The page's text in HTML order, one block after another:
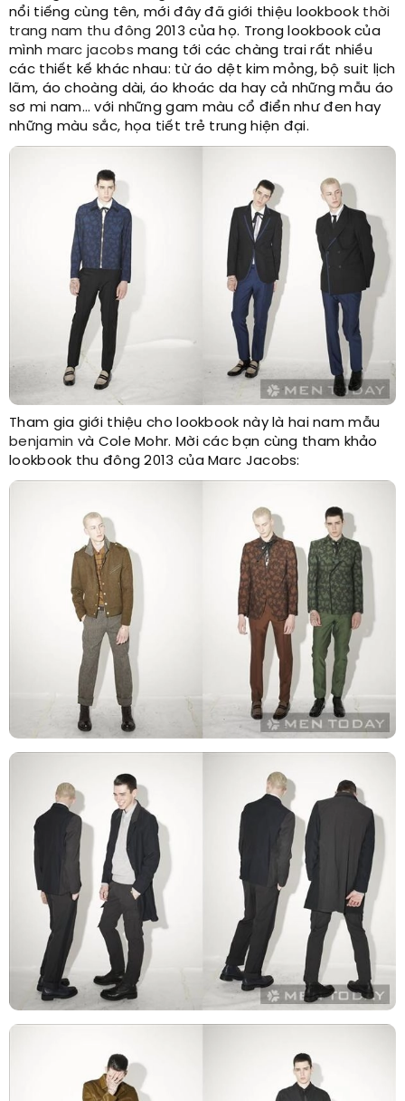
nổi tiếng cùng tên, mới đây đã giới thiệu lookbook thời
trang nam thu đông 2013 của họ. Trong lookbook của
mình marc jacobs mang tới các chàng trai rất nhiều
các thiết kế khác nhau: từ áo dệt kim mỏng, bộ suit lịch
lãm, áo choàng dài, áo khoác da hay cả những mẫu áo
sơ mi nam… với những gam màu cổ điển như đen hay
những màu sắc, họa tiết trẻ trung hiện đại.
Tham gia giới thiệu cho lookbook này là hai nam mẫu
benjamin và Cole Mohr. Mời các bạn cùng tham khảo
lookbook thu đông 2013 của Marc Jacobs: